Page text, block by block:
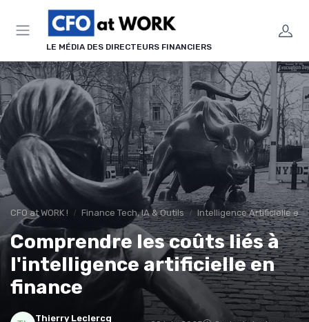
LE MÉDIA DES DIRECTEURS FINANCIERS
CFO at WORK ! Finance Tech, IA & Outils Intelligence Artificielle en
Comprendre les coûts liés à
l'intelligence artificielle en
finance
Thierry Leclercq
Panneau de gestion des cookies